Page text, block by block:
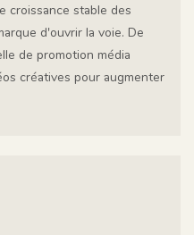
croissance stable des
d'ouvrir la voie. De
de promotion média
créatives pour augmenter